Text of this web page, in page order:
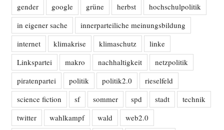
gender
google grüne herbst
hochschulpolitik
in eigener sache
innerparteiliche meinungsbildung
internet
klimakrise klimaschutz
linke
Linkspartei
makro nachhaltigkeit
netzpolitik
piratenpartei
politik politik2.0
rieselfeld
science fiction
sf sommer spd stadt
technik
twitter
wahlkampf wald
web2.0